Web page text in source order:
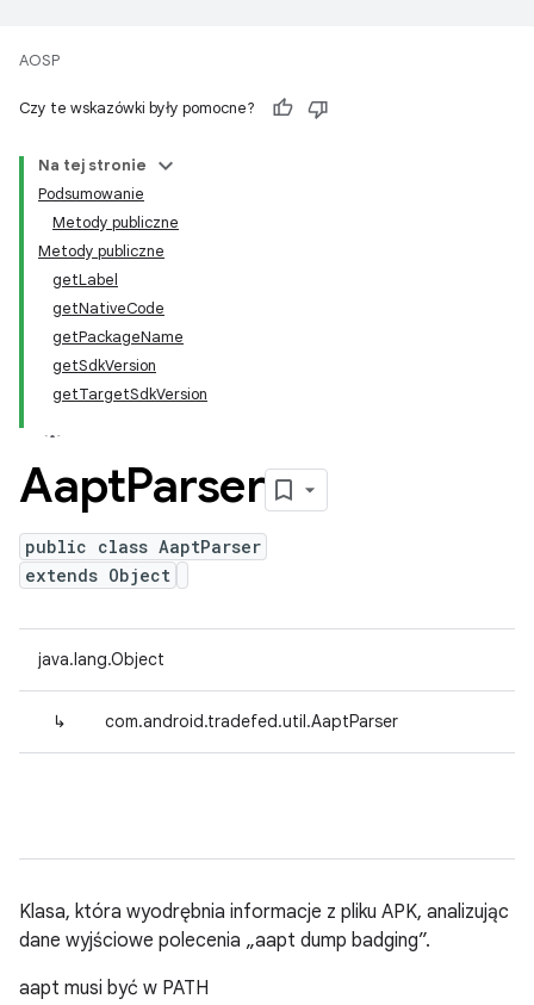
AOSP
Czy te wskazówki były pomocne?
Na tej stronie
Podsumowanie
Metody publiczne
Metody publiczne
getLabel
getNativeCode
getPackageName
getSdkVersion
getTargetSdkVersion
AaptParser
public class AaptParser
extends Object
java.lang.Object
↳ com.android.tradefed.util.AaptParser
Klasa, która wyodrębnia informacje z pliku APK, analizując
dane wyjściowe polecenia „aapt dump badging”.
aapt musi być w PATH